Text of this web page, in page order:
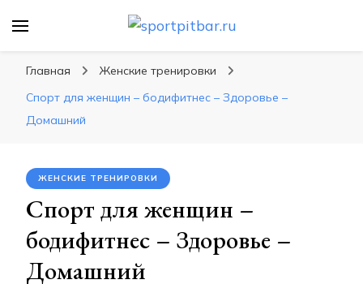
спортивных упражнения, правильные
диеты, программы тренировок
Главная
Женские тренировки
Спорт для женщин – бодифитнес – Здоровье –
Домашний
ЖЕНСКИЕ ТРЕНИРОВКИ
Спорт для женщин –
бодифитнес – Здоровье –
Домашний